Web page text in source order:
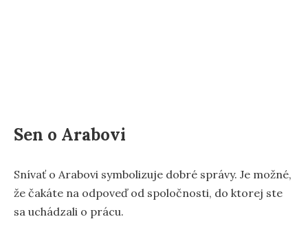
Sen o Arabovi
Snívať o Arabovi symbolizuje dobré správy. Je možné,
že čakáte na odpoveď od spoločnosti, do ktorej ste
sa uchádzali o prácu.